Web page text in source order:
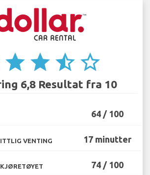
star star star_half star_border
6,8 Resultat fra 10
64 / 100
VENTING 17 minutter
74 / 100